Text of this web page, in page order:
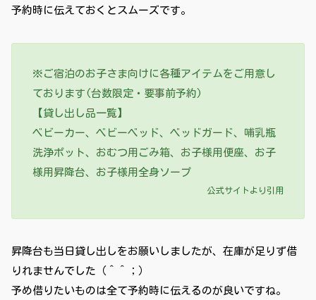
予約時に伝えておくとスムーズです。
※ご宿泊のお子さま向けに各種アイテムをご用意し
ております(台数限定・要事前予約)
【貸し出し品一覧】
ベビーカー、ベビーベッド、ベッドガード、哺乳瓶
洗浄ポット、おむつ用ごみ箱、お子様用便座、お子
様用昇降台、お子様用全身ソープ
公式サイトより引用
昇降台も当日貸し出しをお願いしましたが、在庫が足りず借
りれませんでした（＾＾；）
予め借りたいものは全て予約時に伝えるのが良いですね。